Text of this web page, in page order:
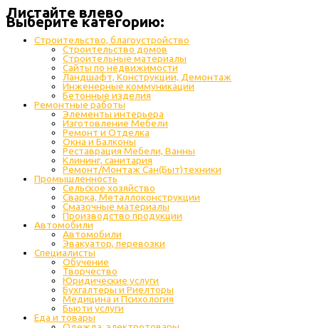
Листайте влево
Выберите категорию:
Строительство, благоустройство
Строительство домов
Строительные материалы
Сайты по недвижимости
Ландшафт, Конструкции, Демонтаж
Инженерные коммуникации
Бетонные изделия
Ремонтные работы
Элементы интерьера
Изготовление Мебели
Ремонт и Отделка
Окна и Балконы
Реставрация Мебели, Ванны
Клининг, санитария
Ремонт/Монтаж Сан(Быт)техники
Промышленность
Cельское хозяйство
Сварка, Металлоконструкции
Cмазочные материалы
Производство продукции
Автомобили
Автомобили
Эвакуатор, перевозки
Специалисты
Обучение
Творчество
Юридические услуги
Бухгалтеры и Риелторы
Медицина и Психология
Бьюти услуги
Еда и товары